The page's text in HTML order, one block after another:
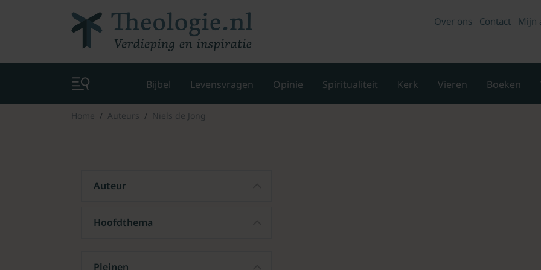
Over ons Contact Mijn
Bijbel Levensvragen Opinie Spiritualiteit Kerk Vieren Boeken
Home Auteurs Niels de Jong
Auteur
Hoofdthema
Pleinen